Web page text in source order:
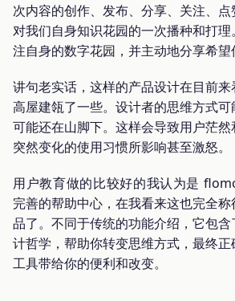
次内容的创作、发布、分享、关注、
对我们自身知识花园的一次播种和打
注自身的数字花园，并主动地分享希望
讲句老实话，这样的产品设计在目前
高屋建瓴了一些。设计者的思维方式
可能还在山脚下。这样会导致用户茫
突然变化的使用习惯所影响甚至激怒。
用户教育做的比较好的我认为是
完善的帮助中心，在我看来这也完全
品了。不同于传统的功能介绍，它包
计哲学，帮助你转变思维方式，最终
工具带给你的便利和改变。